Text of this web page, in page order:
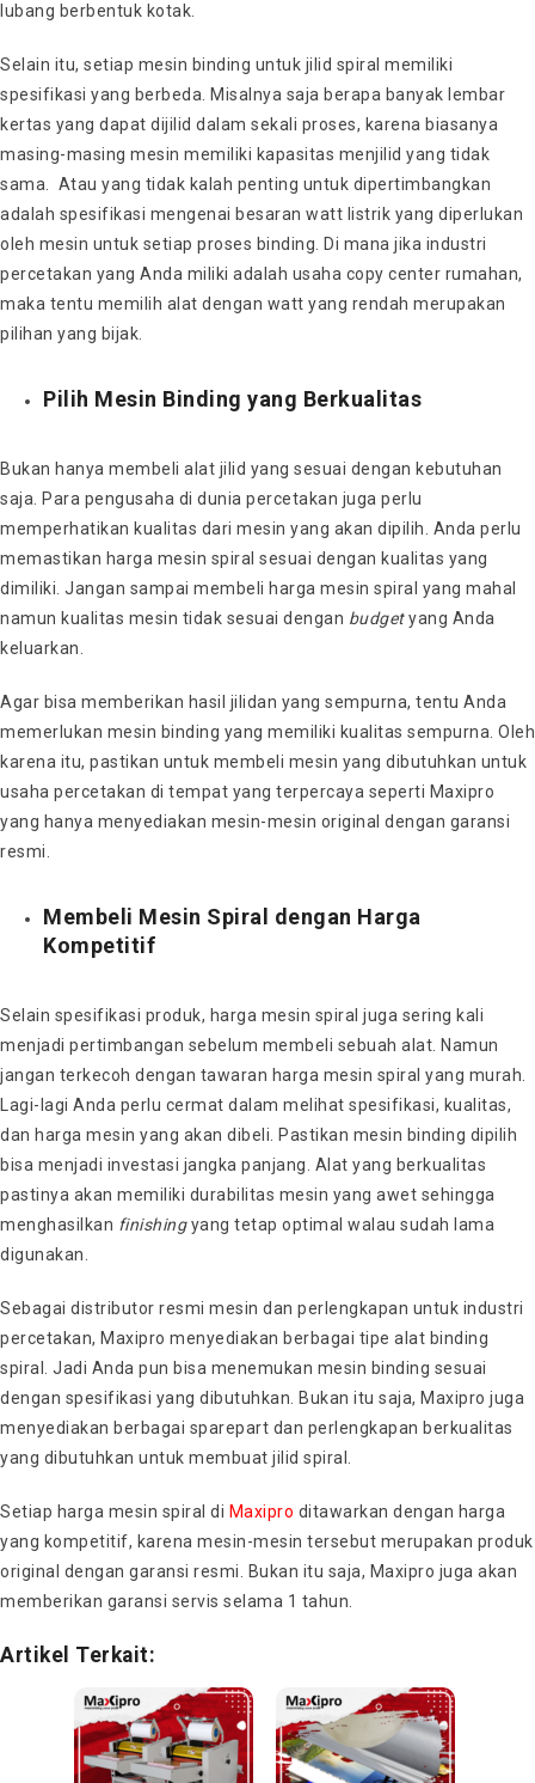
lubang berbentuk kotak.
Selain itu, setiap mesin binding untuk jilid spiral memiliki
spesifikasi yang berbeda. Misalnya saja berapa banyak lembar
kertas yang dapat dijilid dalam sekali proses, karena biasanya
masing-masing mesin memiliki kapasitas menjilid yang tidak
sama. Atau yang tidak kalah penting untuk dipertimbangkan
adalah spesifikasi mengenai besaran watt listrik yang diperlukan
oleh mesin untuk setiap proses binding. Di mana jika industri
percetakan yang Anda miliki adalah usaha copy center rumahan,
maka tentu memilih alat dengan watt yang rendah merupakan
pilihan yang bijak.
Pilih Mesin Binding yang Berkualitas
Bukan hanya membeli alat jilid yang sesuai dengan kebutuhan
saja. Para pengusaha di dunia percetakan juga perlu
memperhatikan kualitas dari mesin yang akan dipilih. Anda perlu
memastikan harga mesin spiral sesuai dengan kualitas yang
dimiliki. Jangan sampai membeli harga mesin spiral yang mahal
namun kualitas mesin tidak sesuai dengan budgetyang Anda
keluarkan.
Agar bisa memberikan hasil jilidan yang sempurna, tentu Anda
memerlukan mesin binding yang memiliki kualitas sempurna. Oleh
karena itu, pastikan untuk membeli mesin yang dibutuhkan untuk
usaha percetakan di tempat yang terpercaya seperti Maxipro
yang hanya menyediakan mesin-mesin original dengan garansi
resmi.
Membeli Mesin Spiral
dengan Harga
Kompetitif
Selain spesifikasi produk, harga mesin spiral juga sering kali
menjadi pertimbangan sebelum membeli sebuah alat. Namun
jangan terkecoh dengan tawaran harga mesin spiral yang murah.
Lagi-lagi Anda perlu cermat dalam melihat spesifikasi, kualitas,
dan harga mesin yang akan dibeli. Pastikan mesin binding dipilih
bisa menjadi investasi jangka panjang. Alat yang berkualitas
pastinya akan memiliki durabilitas mesin yang awet sehingga
menghasilkan finishingyang tetap optimal walau sudah lama
digunakan.
Sebagai distributor resmi mesin dan perlengkapan untuk industri
percetakan, Maxipro menyediakan berbagai tipe alat binding
spiral. Jadi Anda pun bisa menemukan mesin binding sesuai
dengan spesifikasi yang dibutuhkan. Bukan itu saja, Maxipro juga
menyediakan berbagai sparepart dan perlengkapan berkualitas
yang dibutuhkan untuk membuat jilid spiral.
Setiap harga mesin spiral di Maxipro ditawarkan dengan harga
yang kompetitif, karena mesin-mesin tersebut merupakan produk
original dengan garansi resmi. Bukan itu saja, Maxipro juga akan
memberikan garansi servis selama 1 tahun.
Artikel Terkait: